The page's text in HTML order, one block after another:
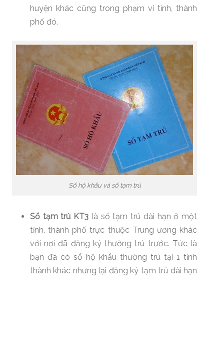
huyện khác cũng trong phạm vi tỉnh, thành
phố đó.
Sổ hộ khẩu và sổ tạm trú
Sổ tạm trú KT3 là sổ tạm trú dài hạn ở một
tỉnh, thành phố trực thuộc Trung ương khác
với nơi đã đăng ký thường trú trước. Tức là
bạn đã có sổ hộ khẩu thường trú tại 1 tỉnh
thành khác nhưng lại đăng ký tạm trú dài hạn